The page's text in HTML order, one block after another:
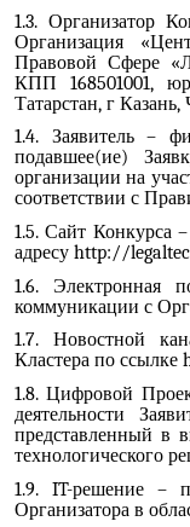
1.3. Организатор
Организация
Правовой Сфере
КПП 168501001,
Татарстан, г
1.4. Заявитель –
подавшее(ие)
организации на
соответствии с
1.5. Сайт Конкурса
адресу http://
1.6. Электронная
коммуникации с
1.7. Новостной
Кластера по
1.8. Цифровой
деятельности
представленный в
технологического
1.9. IT-решение –
Организатора в